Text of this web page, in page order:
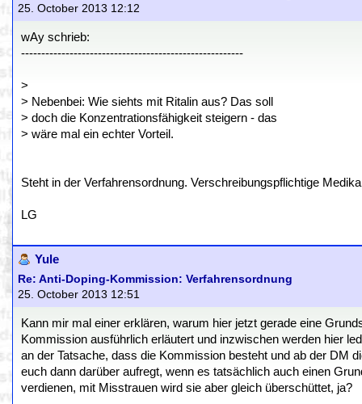
25. October 2013 12:12
wAy schrieb:
-------------------------------------------------------
>
> Nebenbei: Wie siehts mit Ritalin aus? Das soll
> doch die Konzentrationsfähigkeit steigern - das
> wäre mal ein echter Vorteil.
Steht in der Verfahrensordnung. Verschreibungspflichtige
LG
Yule
Re: Anti-Doping-Kommission: Verfahrensordnung
25. October 2013 12:51
Kann mir mal einer erklären, warum hier jetzt gerade eine
Kommission ausführlich erläutert und inzwischen werden hier
an der Tatsache, dass die Kommission besteht und ab der DM
euch dann darüber aufregt, wenn es tatsächlich auch einen
verdienen, mit Misstrauen wird sie aber gleich überschüttet, ja?